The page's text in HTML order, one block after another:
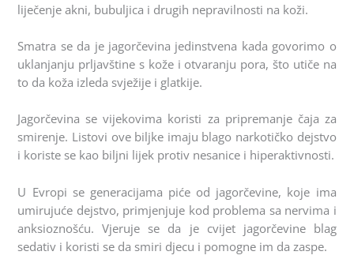
liječenje akni, bubuljica i drugih nepravilnosti na koži.
Smatra se da je jagorčevina jedinstvena kada govorimo o
uklanjanju prljavštine s kože i otvaranju pora, što utiče na
to da koža izleda svježije i glatkije.
Jagorčevina se vijekovima koristi za pripremanje čaja za
smirenje. Listovi ove biljke imaju blago narkotičko dejstvo
i koriste se kao biljni lijek protiv nesanice i hiperaktivnosti.
U Evropi se generacijama piće od jagorčevine, koje ima
umirujuće dejstvo, primjenjuje kod problema sa nervima i
anksioznošću. Vjeruje se da je cvijet jagorčevine blag
sedativ i koristi se da smiri djecu i pomogne im da zaspe.